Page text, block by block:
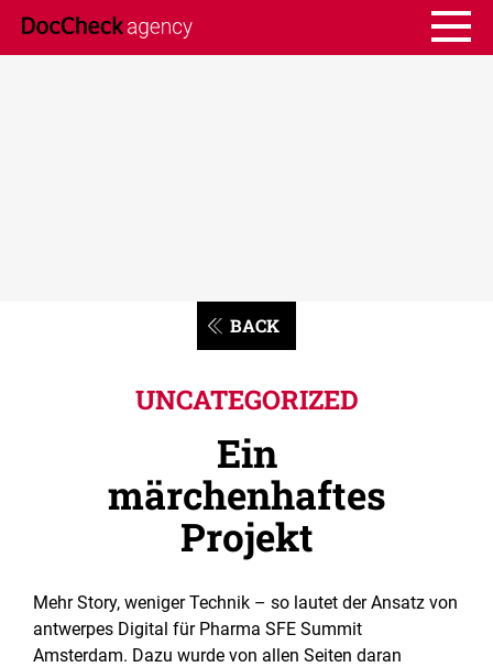
BACK
UNCATEGORIZED
Ein
märchenhaftes
Projekt
Mehr Story, weniger Technik – so lautet der Ansatz von
antwerpes Digital für Pharma SFE Summit
Amsterdam. Dazu wurde von allen Seiten daran